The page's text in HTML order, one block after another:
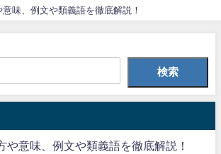
意味、例文や類義語を徹底解説！
検索
や意味、例文や類義語を徹底解説！